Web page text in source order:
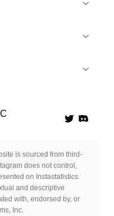
TwitterDiscord
is sourced from third-
does not control,
on Instastatistics.
and descriptive
with, endorsed by, or
Inc.